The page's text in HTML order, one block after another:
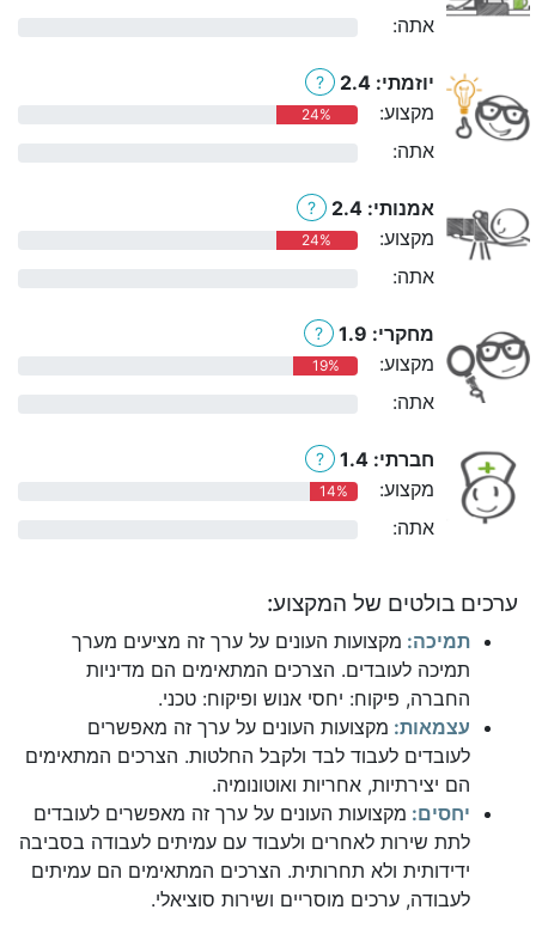
אתה:
יוזמתי: 2.4 ?
מקצוע: 24%
אתה:
אמנותי: 2.4 ?
מקצוע: 24%
אתה:
מחקרי: 1.9 ?
מקצוע: 19%
אתה:
חברתי: 1.4 ?
מקצוע: 14%
אתה:
ערכים בולטים של המקצוע:
תמיכה: מקצועות העונים על ערך זה מציעים מערך
תמיכה לעובדים. הצרכים המתאימים הם מדיניות
החברה, פיקוח: יחסי אנוש ופיקוח: טכני.
עצמאות: מקצועות העונים על ערך זה מאפשרים
לעובדים לעבוד לבד ולקבל החלטות. הצרכים המתאימים
הם יצירתיות, אחריות ואוטונומיה.
יחסים: מקצועות העונים על ערך זה מאפשרים לעובדים
לתת שירות לאחרים ולעבוד עם עמיתים לעבודה בסביבה
ידידותית ולא תחרותית. הצרכים המתאימים הם עמיתים
לעבודה, ערכים מוסריים ושירות סוציאלי.